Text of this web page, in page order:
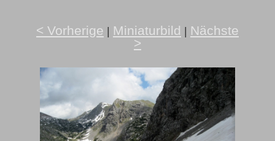
< Vorherige Miniaturbild
Nächste
>